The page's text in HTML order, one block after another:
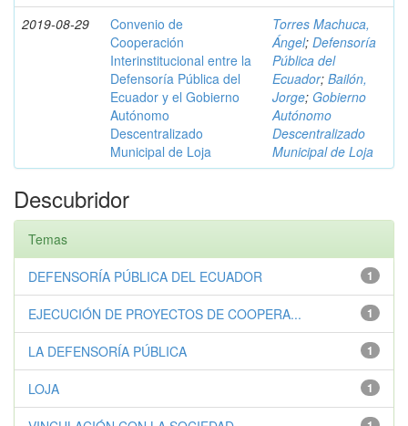
2019-08-29
Convenio de
Cooperación
Interinstitucional entre la
Defensoría Pública del
Ecuador y el Gobierno
Autónomo
Descentralizado
Municipal de Loja
Torres Machuca,
Ángel; Defensoría
Pública del
Ecuador; Bailón,
Jorge; Gobierno
Autónomo
Descentralizado
Municipal de Loja
Descubridor
Temas
1
DEFENSORÍA PÚBLICA DEL ECUADOR
1
EJECUCIÓN DE PROYECTOS DE COOPERA...
1
LA DEFENSORÍA PÚBLICA
1
LOJA